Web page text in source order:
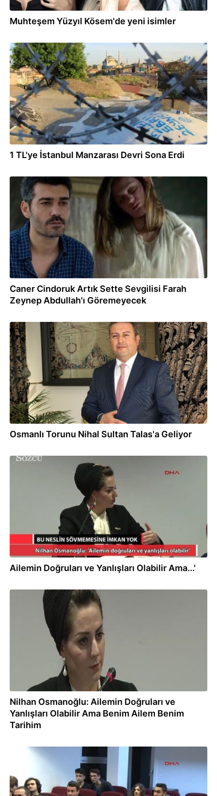
Muhteşem Yüzyıl Kösem'de yeni isimler
05.05.2017
1 TL'ye İstanbul Manzarası Devri Sona Erdi
02.05.2017
Caner Cindoruk Artık Sette Sevgilisi Farah
Zeynep Abdullah'ı Göremeyecek
16.03.2017
Osmanlı Torunu Nihal Sultan Talas'a Geliyor
Ailemin Doğruları ve Yanlışları Olabilir Ama...'
16.02.2017
Nilhan Osmanoğlu: Ailemin Doğruları ve
Yanlışları Olabilir Ama Benim Ailem Benim
Tarihim
16.02.2017